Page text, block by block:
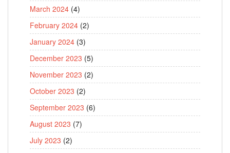
March 2024 (4)
February 2024 (2)
January 2024 (3)
December 2023 (5)
November 2023 (2)
October 2023 (2)
September 2023 (6)
August 2023 (7)
July 2023 (2)